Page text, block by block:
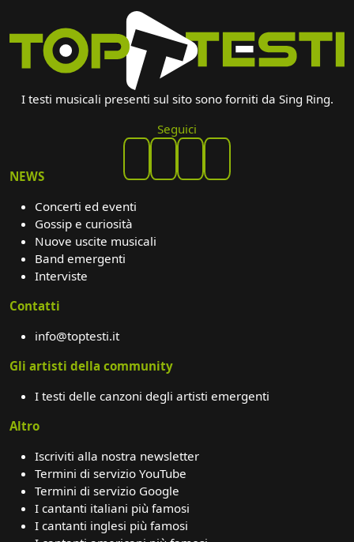
I testi musicali presenti sul sito sono forniti da Sing Ring.
Seguici
NEWS
Concerti ed eventi
Gossip e curiosità
Nuove uscite musicali
Band emergenti
Interviste
Contatti
info@toptesti.it
Gli artisti della community
I testi delle canzoni degli artisti emergenti
Altro
Iscriviti alla nostra newsletter
Termini di servizio YouTube
Termini di servizio Google
I cantanti italiani più famosi
I cantanti inglesi più famosi